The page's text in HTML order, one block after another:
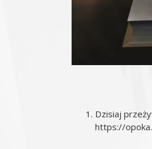
Dzisiaj
https://